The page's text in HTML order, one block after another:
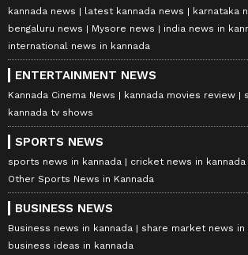
kannada news latest kannada news
karnataka
bengaluru news
Mysore news
india news in
international news in kannada
ENTERTAINMENT NEWS
Kannada Cinema News kannada movies review
kannada tv shows
SPORTS NEWS
sports news in kannada
cricket news in kannada
Other Sports News in Kannada
BUSINESS NEWS
Business news in kannada
share market news in
business ideas in kannada